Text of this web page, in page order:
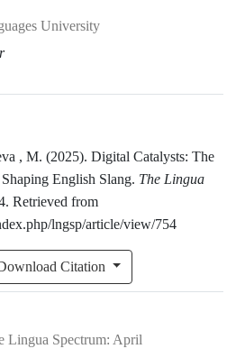
University
, M. (2025). Digital Catalysts: The
English Slang. The Lingua
Retrieved from
lngsp/article/view/754
Citation
Lingua Spectrum: April